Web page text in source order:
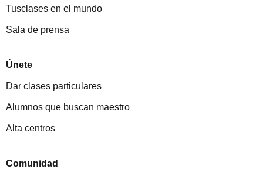
Tusclases en el mundo
Sala de prensa
Únete
Dar clases particulares
Alumnos que buscan maestro
Alta centros
Comunidad